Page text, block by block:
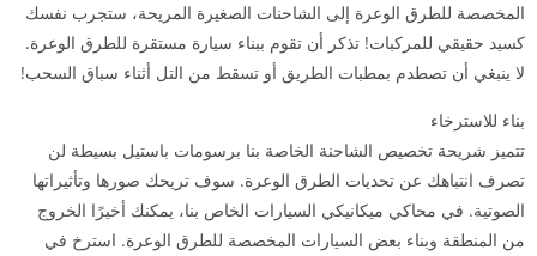
المخصصة للطرق الوعرة إلى الشاحنات الصغيرة المريحة، ستجرب نفسك
كسيد حقيقي للمركبات! تذكر أن تقوم ببناء سيارة مستقرة للطرق الوعرة.
لا ينبغي أن تصطدم بمطبات الطريق أو تسقط من التل أثناء سباق السحب!
بناء للاسترخاء
تتميز شريحة تخصيص الشاحنة الخاصة بنا برسومات باستيل بسيطة لن
تصرف انتباهك عن تحديات الطرق الوعرة. سوف تريحك صورها وتأثيراتها
الصوتية. في محاكي ميكانيكي السيارات الخاص بنا، يمكنك أخيرًا الخروج
من المنطقة وبناء بعض السيارات المخصصة للطرق الوعرة. استرخ في